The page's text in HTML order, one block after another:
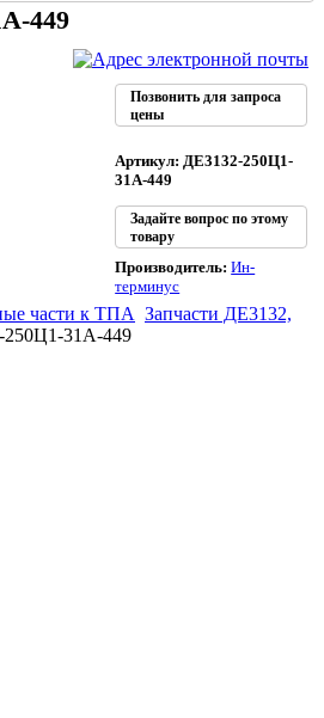
449
Позвонить для запроса
цены
Артикул: ДЕ3132-250Ц1-
31А-449
Задайте вопрос по этому
товару
Производитель:Ин-
терминус
части к ТПА Запчасти ДЕ3132,
250Ц1-31А-449